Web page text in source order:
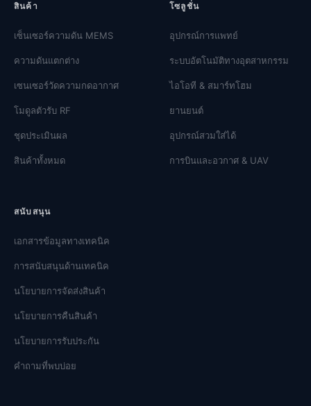
สินค้า
เซ็นเซอร์ความดัน MEMS
ความดันแตกต่าง
เซนเซอร์วัดความกดอากาศ
โมดูลตัวรับ RF
ชุดประเมินผล
สินค้าทั้งหมด
โซลูชั่น
อุปกรณ์การแพทย์
ระบบอัตโนมัติทางอุตสาหกรรม
ไอโอที & สมาร์ทโฮม
ยานยนต์
อุปกรณ์สวมใส่ได้
การบินและอวกาศ & UAV
สนับสนุน
เอกสารข้อมูลทางเทคนิค
การสนับสนุนด้านเทคนิค
นโยบายการจัดส่งสินค้า
นโยบายการคืนสินค้า
นโยบายการรับประกัน
คำถามที่พบบ่อย